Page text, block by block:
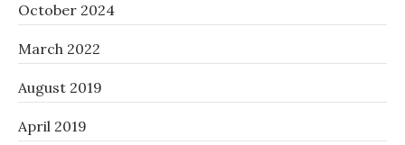
October 2024
March 2022
August 2019
April 2019